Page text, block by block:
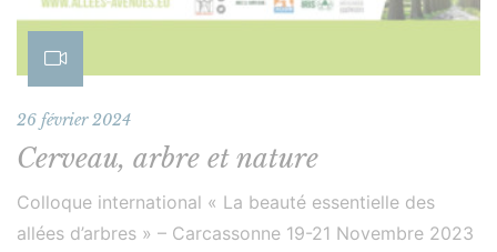
26 février 2024
Cerveau, arbre et nature
Colloque international « La beauté essentielle des
allées d’arbres » – Carcassonne 19-21 Novembre 2023